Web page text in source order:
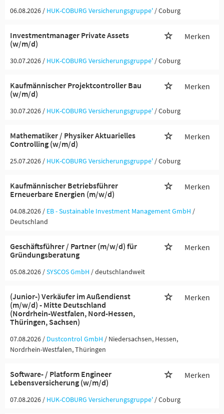
06.08.2026 / HUK-COBURG Versicherungsgruppe' / Coburg
Investmentmanager Private Assets
(w/m/d)
Merken
30.07.2026 / HUK-COBURG Versicherungsgruppe' / Coburg
Kaufmännischer Projektcontroller Bau
(w/m/d)
Merken
30.07.2026 / HUK-COBURG Versicherungsgruppe' / Coburg
Mathematiker / Physiker Aktuarielles
Controlling (w/m/d)
Merken
25.07.2026 / HUK-COBURG Versicherungsgruppe' / Coburg
Kaufmännischer Betriebsführer
Erneuerbare Energien (m/w/d)
Merken
04.08.2026 / EB - Sustainable Investment Management GmbH /
Deutschland
Geschäftsführer / Partner (m/w/d) für
Gründungsberatung
Merken
05.08.2026 /SYSCOS GmbH / deutschlandweit
(Junior-) Verkäufer im Außendienst
(m/w/d) - Mitte Deutschland
(Nordrhein-Westfalen, Nord-Hessen,
Thüringen, Sachsen)
Merken
07.08.2026 / Dustcontrol GmbH / Niedersachsen, Hessen,
Nordrhein-Westfalen, Thüringen
Software- / Platform Engineer
Lebensversicherung (w/m/d)
Merken
07.08.2026 / HUK-COBURG Versicherungsgruppe' / Coburg